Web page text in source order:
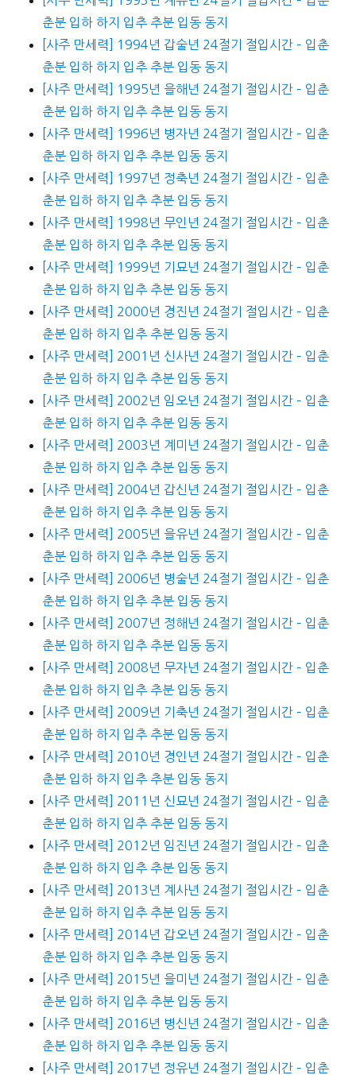
춘분 입하 하지 입추 추분 입동 동지
[사주 만세력] 1994년 갑술년 24절기 절입시간 – 입춘
춘분 입하 하지 입추 추분 입동 동지
[사주 만세력] 1995년 을해년 24절기 절입시간 – 입춘
춘분 입하 하지 입추 추분 입동 동지
[사주 만세력] 1996년 병자년 24절기 절입시간 – 입춘
춘분 입하 하지 입추 추분 입동 동지
[사주 만세력] 1997년 정축년 24절기 절입시간 – 입춘
춘분 입하 하지 입추 추분 입동 동지
[사주 만세력] 1998년 무인년 24절기 절입시간 – 입춘
춘분 입하 하지 입추 추분 입동 동지
[사주 만세력] 1999년 기묘년 24절기 절입시간 – 입춘
춘분 입하 하지 입추 추분 입동 동지
[사주 만세력] 2000년 경진년 24절기 절입시간 – 입춘
춘분 입하 하지 입추 추분 입동 동지
[사주 만세력] 2001년 신사년 24절기 절입시간 – 입춘
춘분 입하 하지 입추 추분 입동 동지
[사주 만세력] 2002년 임오년 24절기 절입시간 – 입춘
춘분 입하 하지 입추 추분 입동 동지
[사주 만세력] 2003년 계미년 24절기 절입시간 – 입춘
춘분 입하 하지 입추 추분 입동 동지
[사주 만세력] 2004년 갑신년 24절기 절입시간 – 입춘
춘분 입하 하지 입추 추분 입동 동지
[사주 만세력] 2005년 을유년 24절기 절입시간 – 입춘
춘분 입하 하지 입추 추분 입동 동지
[사주 만세력] 2006년 병술년 24절기 절입시간 – 입춘
춘분 입하 하지 입추 추분 입동 동지
[사주 만세력] 2007년 정해년 24절기 절입시간 – 입춘
춘분 입하 하지 입추 추분 입동 동지
[사주 만세력] 2008년 무자년 24절기 절입시간 – 입춘
춘분 입하 하지 입추 추분 입동 동지
[사주 만세력] 2009년 기축년 24절기 절입시간 – 입춘
춘분 입하 하지 입추 추분 입동 동지
[사주 만세력] 2010년 경인년 24절기 절입시간 – 입춘
춘분 입하 하지 입추 추분 입동 동지
[사주 만세력] 2011년 신묘년 24절기 절입시간 – 입춘
춘분 입하 하지 입추 추분 입동 동지
[사주 만세력] 2012년 임진년 24절기 절입시간 – 입춘
춘분 입하 하지 입추 추분 입동 동지
[사주 만세력] 2013년 계사년 24절기 절입시간 – 입춘
춘분 입하 하지 입추 추분 입동 동지
[사주 만세력] 2014년 갑오년 24절기 절입시간 – 입춘
춘분 입하 하지 입추 추분 입동 동지
[사주 만세력] 2015년 을미년 24절기 절입시간 – 입춘
춘분 입하 하지 입추 추분 입동 동지
[사주 만세력] 2016년 병신년 24절기 절입시간 – 입춘
춘분 입하 하지 입추 추분 입동 동지
[사주 만세력] 2017년 정유년 24절기 절입시간 – 입춘